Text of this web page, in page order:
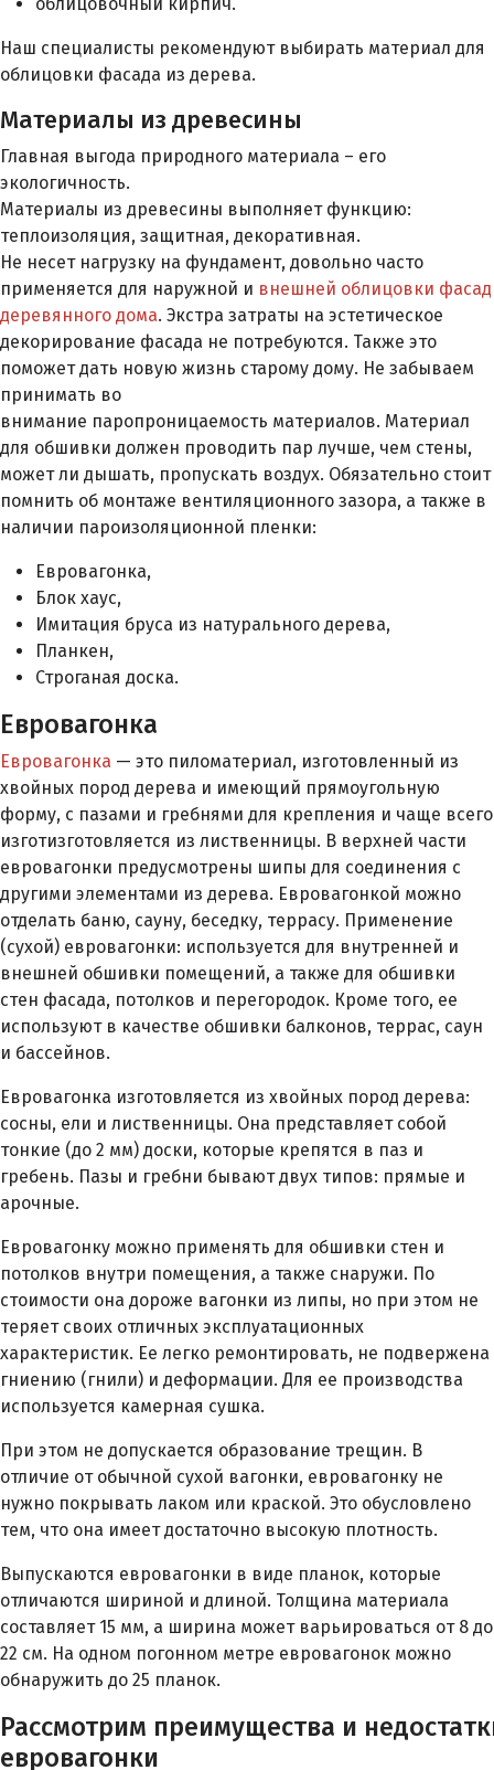
Наш специалисты рекомендуют выбирать материал для
облицовки фасада из дерева.
Материалы из древесины
Главная выгода природного материала – его
экологичность.
Материалы из древесины выполняет функцию:
теплоизоляция, защитная, декоративная.
Не несет нагрузку на фундамент, довольно часто
применяется для наружной и внешней облицовки фасад
деревянного дома. Экстра затраты на эстетическое
декорирование фасада не потребуются. Также это
поможет дать новую жизнь старому дому. Не забываем
принимать во
внимание паропроницаемость материалов. Материал
для обшивки должен проводить пар лучше, чем стены,
может ли дышать, пропускать воздух. Обязательно стоит
помнить об монтаже вентиляционного зазора, а также в
наличии пароизоляционной пленки:
Евровагонка,
Блок хаус,
Имитация бруса из натурального дерева,
Планкен,
Строганая доска.
Евровагонка
Евровагонка — это пиломатериал, изготовленный из
хвойных пород дерева и имеющий прямоугольную
форму, с пазами и гребнями для крепления и чаще всего
изготизготовляется из лиственницы. В верхней части
евровагонки предусмотрены шипы для соединения с
другими элементами из дерева. Евровагонкой можно
отделать баню, сауну, беседку, террасу. Применение
(сухой) евровагонки: используется для внутренней и
внешней обшивки помещений, а также для обшивки
стен фасада, потолков и перегородок. Кроме того, ее
используют в качестве обшивки балконов, террас, саун
и бассейнов.
Евровагонка изготовляется из хвойных пород дерева:
сосны, ели и лиственницы. Она представляет собой
тонкие (до 2 мм) доски, которые крепятся в паз и
гребень. Пазы и гребни бывают двух типов: прямые и
арочные.
Евровагонку можно применять для обшивки стен и
потолков внутри помещения, а также снаружи. По
стоимости она дороже вагонки из липы, но при этом не
теряет своих отличных эксплуатационных
характеристик. Ее легко ремонтировать, не подвержена
гниению (гнили) и деформации. Для ее производства
используется камерная сушка.
При этом не допускается образование трещин. В
отличие от обычной сухой вагонки, евровагонку не
нужно покрывать лаком или краской. Это обусловлено
тем, что она имеет достаточно высокую плотность.
Выпускаются евровагонки в виде планок, которые
отличаются шириной и длиной. Толщина материала
составляет 15 мм, а ширина может варьироваться от 8 до
22 см. На одном погонном метре евровагонок можно
обнаружить до 25 планок.
Рассмотрим преимущества и
евровагонки